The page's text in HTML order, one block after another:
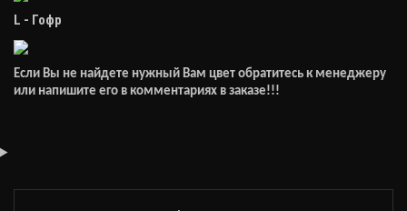
L - Гофр
Если Вы не найдете нужный Вам цвет обратитесь к менеджеру
или напишите его в комментариях в заказе!!!